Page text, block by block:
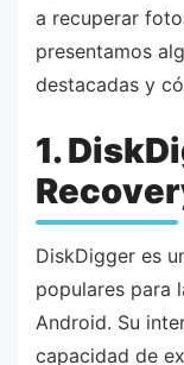
a recuperar
presentamos
destacadas y
1.
DiskDigger es
populares para
Android. Su
capacidad de